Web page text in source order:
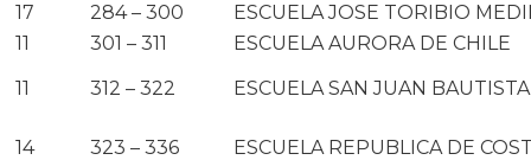
17
284 – 300
ESCUELA JOSE TORIBIO
11
301 – 311
ESCUELA AURORA DE CHILE
11
312 – 322 ESCUELA SAN JUAN BAUTISTA
14 323 – 336 ESCUELA REPUBLICA DE